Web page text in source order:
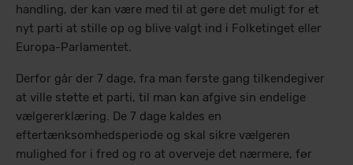
handling, der kan være med til at gøre det muligt for et
nyt parti at stille op og blive valgt ind i Folketinget eller
Europa-Parlamentet.
Derfor går der 7 dage, fra man første gang tilkendegiver
at ville støtte et parti, til man kan afgive sin endelige
vælgererklæring. De 7 dage kaldes en
eftertænksomhedsperiode og skal sikre vælgeren
mulighed for i fred og ro at overveje det nærmere, før